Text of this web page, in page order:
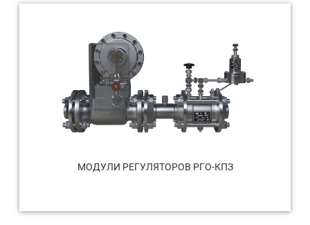
МОДУЛИ РЕГУЛЯТОРОВ РГО-КПЗ